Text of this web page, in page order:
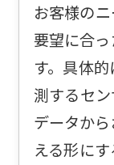
お客様の
要望に合
す。具体
測するセ
データか
える形に